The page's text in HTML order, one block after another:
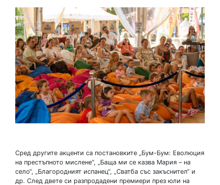
Сред другите акценти са постановките „Бум-Бум: Еволюция
на престъпното мислене“, „Баща ми се казва Мария – на
село“, „Благородният испанец“, „Сватба със закъснител“ и
др. След двете си разпродадени премиери през юли на